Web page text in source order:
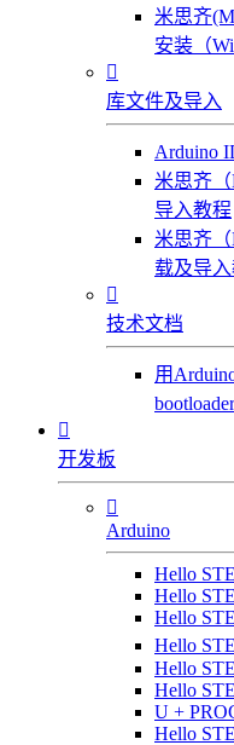
米思齐
安装（

库文件及导入
Arduino
米思齐
导入教程
米思齐
载及导

技术文档
用

开发板

Arduino
Hello
Hello
Hello
Hello
Hello
Hello
U +
Hello